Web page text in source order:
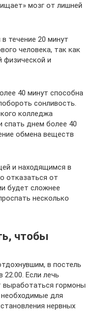
мозг от лишней
течение 20 минут
человека, так как
физической и
40 минут способна
сонливость.
колледжа
спать днем более 40
обмена веществ
и находящимся в
отказаться от
будет сложнее
несколько
чтобы
в постель
Если лечь
выработаться гормоны
для
нервных